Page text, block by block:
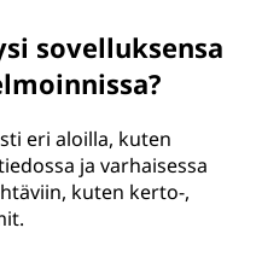
sovelluksensa
eri aloilla, kuten
ja varhaisessa
kuten kerto-,